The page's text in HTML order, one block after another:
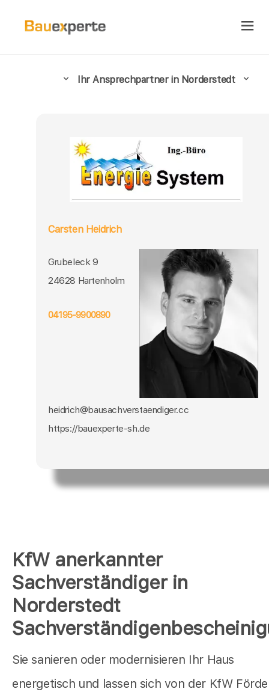
KfW anerkannter
Sachverständiger in
Norderstedt
Sie sanieren oder modernisieren Ihr Haus
energetisch und lassen sich von der KfW
Ihr Ansprechpartner in Norderstedt
Carsten Heidrich
Grubeleck 9
24628 Hartenholm
04195-9900890
heidrich@bausachverstaendiger.cc
https://bauexperte-sh.de